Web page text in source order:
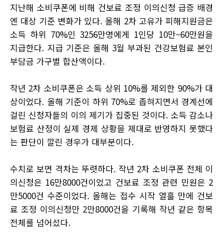
지난해 소비쿠폰에 비해 건보료 조정 이의신청 급증 배경
엔 대상 기준 변화가 있다. 올해 2차 고유가 피해지원금은
소득 하위 70%인 3256만명에게 1인당 10만~60만원을
지급한다. 지급 기준은 올해 3월 부과된 건강보험료 본인
부담금 가구별 합산액이다.
작년 2차 소비쿠폰은 소득 상위 10%를 제외한 90%가 대
상이었다. 올해 기준이 하위 70%로 좁혀지면서 경계선에
걸린 신청자들의 이의 제기가 집중된 것이다. 소득 감소나
보험료 산정이 실제 경제 상황을 제대로 반영하지 못했다
는 판단이 깔린 경우가 대부분이다.
수치로 보면 격차는 뚜렷하다. 작년 2차 소비쿠폰 전체 이
의신청은 16만8000건이었고 건보료 조정 관련 민원은 2
만5000건 수준이었다. 올해는 접수 시작 열흘 만에 건보
료 조정 이의신청만 2만8000건을 기록해 작년 같은 항목
전체를 넘어섰다.